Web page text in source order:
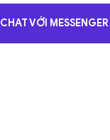
CHAT VỚI MESSENGER